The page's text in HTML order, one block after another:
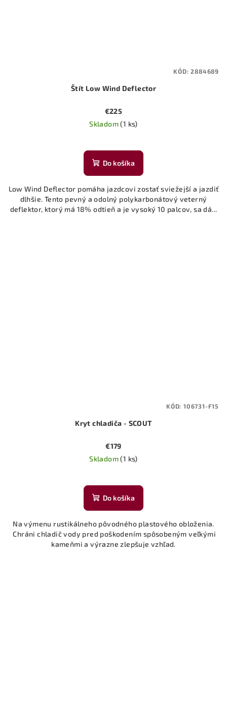
Štít Low Wind Deflector
€225
Skladom(1 ks)
Do košíka
Low Wind Deflector pomáha jazdcovi zostať sviežejší a jazdiť
dlhšie. Tento pevný a odolný polykarbonátový veterný
deflektor, ktorý má 18% odtieň a je vysoký 10 palcov, sa dá...
KÓD:2884689
Kryt chladiča - SCOUT
€179
Skladom(1 ks)
Do košíka
Na výmenu rustikálneho pôvodného plastového obloženia.
Chráni chladič vody pred poškodením spôsobeným veľkými
kameňmi a výrazne zlepšuje vzhľad.
KÓD: 106731-F15